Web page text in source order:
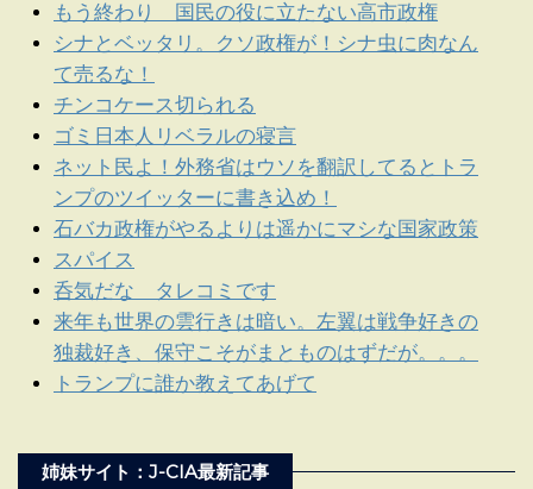
もう終わり 国民の役に立たない高市政権
シナとベッタリ。クソ政権が！シナ虫に肉なん
て売るな！
チンコケース切られる
ゴミ日本人リベラルの寝言
ネット民よ！外務省はウソを翻訳してるとトラ
ンプのツイッターに書き込め！
石バカ政権がやるよりは遥かにマシな国家政策
スパイス
呑気だな タレコミです
来年も世界の雲行きは暗い。左翼は戦争好きの
独裁好き、保守こそがまとものはずだが。。。
トランプに誰か教えてあげて
姉妹サイト：J-CIA最新記事